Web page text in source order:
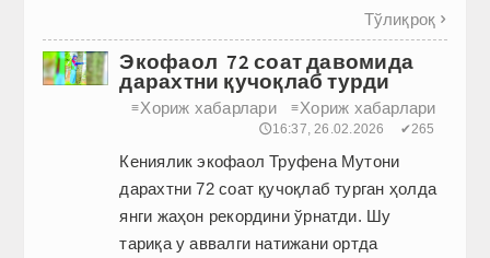
Тўлиқроқ 
Экофаол 72 соат давомида
дарахтни қучоқлаб турди
≡Хориж хабарлари ≡Хориж хабарлари
🕔16:37, 26.02.2026 ✔265
Кениялик экофаол Труфена Мутони
дарахтни 72 соат қучоқлаб турган ҳолда
янги жаҳон рекордини ўрнатди. Шу
тариқа у аввалги натижани ортда